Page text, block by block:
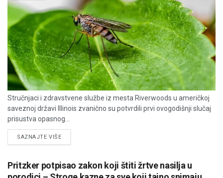
Stručnjaci i zdravstvene službe iz mesta Riverwoods u američkoj
saveznoj državi Illinois zvanično su potvrdili prvi ovogodišnji slučaj
prisustva opasnog...
SAZNAJTE VIŠEDETAILS
Pritzker potpisao zakon koji štiti žrtve nasilja u